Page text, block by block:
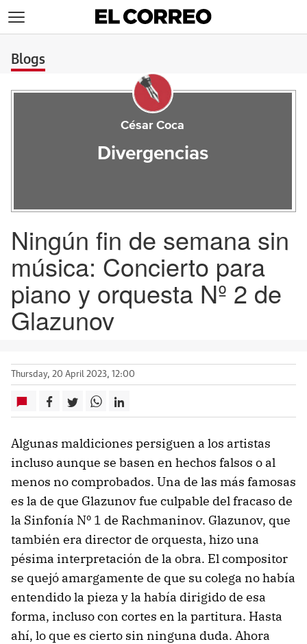
Blogs
César Coca
Divergencias
Ningún fin de semana sin
música: Concierto para
piano y orquesta Nº 2 de
Glazunov
Thursday, 20 April 2023, 12:00
Algunas maldiciones persiguen a los artistas
incluso aunque se basen en hechos falsos o al
menos no comprobados. Una de las más famosas
es la de que Glazunov fue culpable del fracaso de
la Sinfonía Nº 1 de Rachmaninov. Glazunov, que
también era director de orquesta, hizo una
pésima interpretación de la obra. El compositor
se quejó amargamente de que su colega no había
entendido la pieza y la había dirigido de esa
forma, incluso con cortes en la partitura. Hasta
ahí, lo que es cierto sin ninguna duda. Ahora